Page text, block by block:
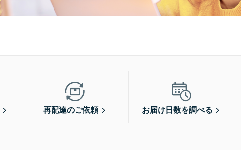
再配達のご依頼 お届け日数を調べる